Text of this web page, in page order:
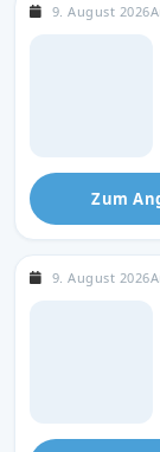
9. August 2026
Zum
9. August 2026